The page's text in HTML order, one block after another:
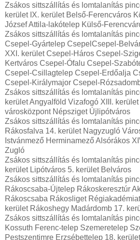
Zsákos sittszállítás és lomtalanítás
kerület IX. kerület Belső-Ferencváros
József Attila-lakótelep Külső-
Zsákos sittszállítás és lomtalanítás
Csepel-Gyártelep CsepelCsepel-
XXI. kerület Csepel-Háros Csepel-
Kertváros Csepel-Ófalu Csepel-
Csepel-Csillagtelep Csepel-Erdőalja
Csepel-Királymajor Csepel-
Zsákos sittszállítás és lomtalanítás
kerület Angyalföld Vizafogó XIII.
városközpont Népsziget Újlipótváros
Zsákos sittszállítás és lomtalanítás
Rákosfalva 14. kerület Nagyzugló
Istvánmező Herminamező Alsórákos
Zugló
Zsákos sittszállítás és lomtalanítás
kerület Lipótváros 5. kerület Belváros
Zsákos sittszállítás és lomtalanítás
Rákoscsaba-Újtelep Rákoskeresztúr
Rákoscsaba Rákosliget
kerület Rákoshegy Madárdomb 17.
Zsákos sittszállítás és lomtalanítás
Kossuth Ferenc-telep Szemeretelep
Pestszentimre Erzsébettelep 18.